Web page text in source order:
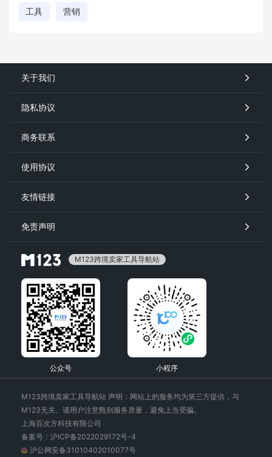
工具 营销
关于我们
隐私协议
商务联系
使用协议
友情链接
免责声明
M123跨境卖家工具导航站
公众号 小程序
M123跨境卖家工具导航站 声明：网站上的服务均为第三方提供，与
M123无关。请用户注意甄别服务质量，避免上当受骗。
上海百次方科技有限公司
备案号：沪ICP备2022029172号-4
沪公网安备31010402010077号